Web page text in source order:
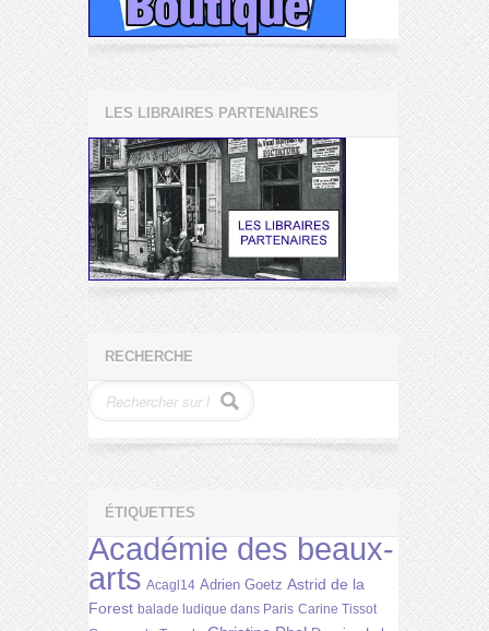
LES LIBRAIRES PARTENAIRES
RECHERCHE
ÉTIQUETTES
Académie des beaux-
arts Acagl14 Adrien Goetz Astrid de la
Forest balade ludique dans Paris Carine Tissot